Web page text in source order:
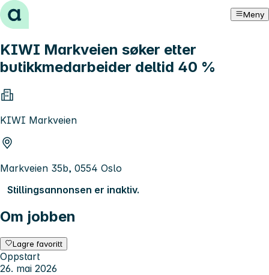
Hopp til innhold Meny
KIWI Markveien søker etter
butikkmedarbeider deltid 40 %
KIWI Markveien
Markveien 35b, 0554 Oslo
Stillingsannonsen er inaktiv.
Om jobben
Lagre favoritt
Oppstart
26. mai 2026